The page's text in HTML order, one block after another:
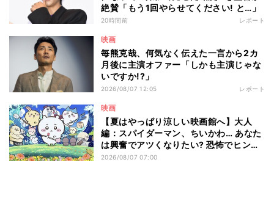
絶賛「もう1回やらせてください! と…」
20時間前 レポート
映画
毎熊克哉、何気なく伝えた一言から2カ
月後に主演オファー「しかも主演じゃな
いですか!?」
2026/08/07 12:05 レポート
映画
【夏はやっぱり涼しい映画館へ】大人
編：スパイダーマン、ちいかわ… あなた
は興奮でアツくなりたい? 恐怖でヒンヤ
リしたい? - 編集部が注目する最新映画5
2026/08/07 07:00